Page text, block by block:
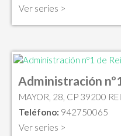
Ver series >
Administración
MAYOR, 28, CP 39200
Teléfono: 942750065
Ver series >